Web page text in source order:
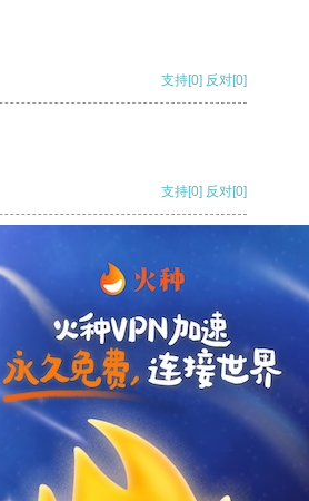
支持[0] 反对[0]
支持[0] 反对[0]
反对